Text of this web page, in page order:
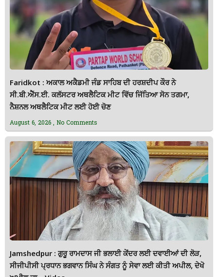
Faridkot : ਅਕਾਲ ਅਕੈਡਮੀ ਜੰਡ ਸਾਹਿਬ ਦੀ ਹਰਸ਼ਦੀਪ ਕੌਰ ਨੇ
ਸੀ.ਬੀ.ਐੱਸ.ਈ. ਕਲੱਸਟਰ ਅਥਲੈਟਿਕ ਮੀਟ ਵਿੱਚ ਜਿੱਤਿਆ ਸੋਨ ਤਗਮਾ,
ਨੈਸ਼ਨਲ ਅਥਲੈਟਿਕ ਮੀਟ ਲਈ ਹੋਈ ਚੋਣ
August 6, 2026 No Comments
Jamshedpur : ਗੁਰੂ ਰਾਮਦਾਸ ਜੀ ਭਲਾਈ ਕੇਂਦਰ ਲਈ ਦਵਾਈਆਂ ਦੀ ਲੋੜ,
ਸੀਜੀਪੀਸੀ ਪ੍ਰਧਾਨ ਭਗਵਾਨ ਸਿੰਘ ਨੇ ਸੰਗਤ ਨੂੰ ਸੇਵਾ ਲਈ ਕੀਤੀ ਅਪੀਲ, ਦੇਖੋ